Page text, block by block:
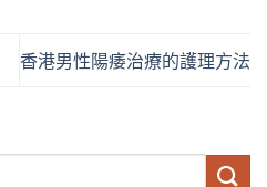
香港男性陽痿治療的護理方法